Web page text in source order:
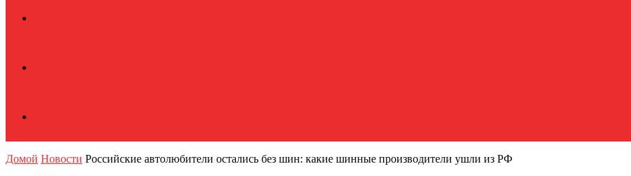
Домой Новости Российские автолюбители остались без шин: какие шинные производители ушли из РФ